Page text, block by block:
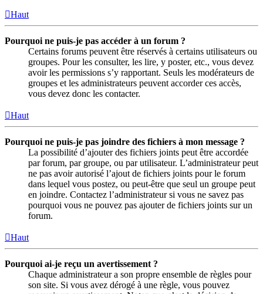
Haut
Pourquoi ne puis-je pas accéder à un forum ?
Certains forums peuvent être réservés à certains utilisateurs ou
groupes. Pour les consulter, les lire, y poster, etc., vous devez
avoir les permissions s’y rapportant. Seuls les modérateurs de
groupes et les administrateurs peuvent accorder ces accès,
vous devez donc les contacter.
Haut
Pourquoi ne puis-je pas joindre des fichiers à mon message ?
La possibilité d’ajouter des fichiers joints peut être accordée
par forum, par groupe, ou par utilisateur. L’administrateur peut
ne pas avoir autorisé l’ajout de fichiers joints pour le forum
dans lequel vous postez, ou peut-être que seul un groupe peut
en joindre. Contactez l’administrateur si vous ne savez pas
pourquoi vous ne pouvez pas ajouter de fichiers joints sur un
forum.
Haut
Pourquoi ai-je reçu un avertissement ?
Chaque administrateur a son propre ensemble de règles pour
son site. Si vous avez dérogé à une règle, vous pouvez